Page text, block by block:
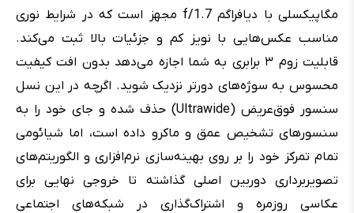
مگاپیکسلی با دیافراگم f/1.7 مجهز است که در شرایط نوری
مناسب عکس‌هایی با نویز کم و جزئیات بالا ثبت می‌کند.
قابلیت زوم ۳ برابری به شما اجازه می‌دهد بدون افت کیفیت
محسوس به سوژه‌های دورتر نزدیک شوید. اگرچه در این نسل
سنسور فوق‌عریض (Ultrawide) حذف شده و جای خود را به
سنسورهای تشخیص عمق و ماکرو داده است، اما شیائومی
تمام تمرکز خود را بر روی بهینه‌سازی نرم‌افزاری و الگوریتم‌های
تصویربرداری دوربین اصلی گذاشته تا خروجی نهایی برای
عکاسی روزمره و اشتراک‌گذاری در شبکه‌های اجتماعی